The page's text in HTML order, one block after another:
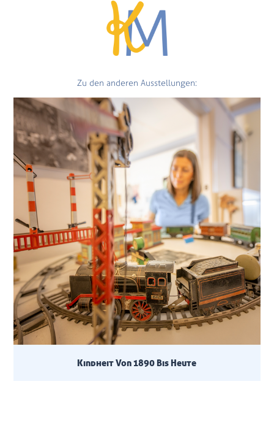
Zu den anderen Ausstellungen:
Kindheit Von 1890 Bis Heute